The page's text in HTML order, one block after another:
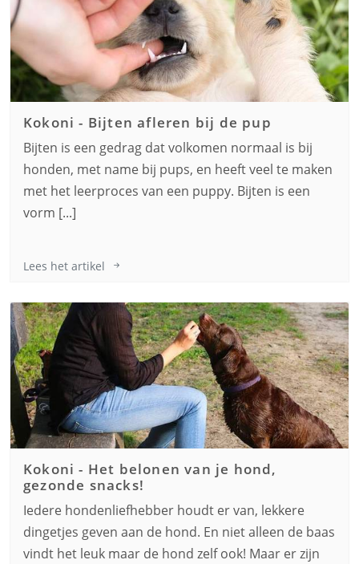
Kokoni - Bijten afleren bij de pup
Bijten is een gedrag dat volkomen normaal is bij
honden, met name bij pups, en heeft veel te maken
met het leerproces van een puppy. Bijten is een
vorm [...]
Lees het artikel
Kokoni - Het belonen van je hond,
gezonde snacks!
Iedere hondenliefhebber houdt er van, lekkere
dingetjes geven aan de hond. En niet alleen de baas
vindt het leuk maar de hond zelf ook! Maar er zijn